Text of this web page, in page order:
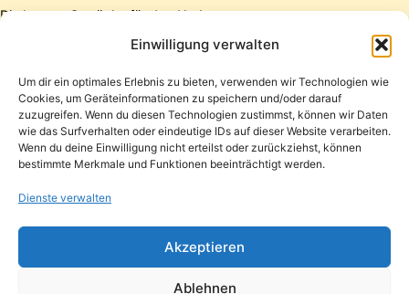
Einwilligung verwalten
Um dir ein optimales Erlebnis zu bieten, verwenden wir Technologien wie
Cookies, um Geräteinformationen zu speichern und/oder darauf
zuzugreifen. Wenn du diesen Technologien zustimmst, können wir Daten
wie das Surfverhalten oder eindeutige IDs auf dieser Website verarbeiten.
Wenn du deine Einwilligung nicht erteilst oder zurückziehst, können
bestimmte Merkmale und Funktionen beeinträchtigt werden.
Dienste verwalten
Akzeptieren
Ablehnen
Die besten Getränke für den Herbst
Die besten Getränke für den Winter
Startseite
Presse
Kontakt / Support
Datenschutzerklärung
Copyright © 2026 Pfandpirat | Präsentiert vonZimmermanns
Internet & PR-Beratung